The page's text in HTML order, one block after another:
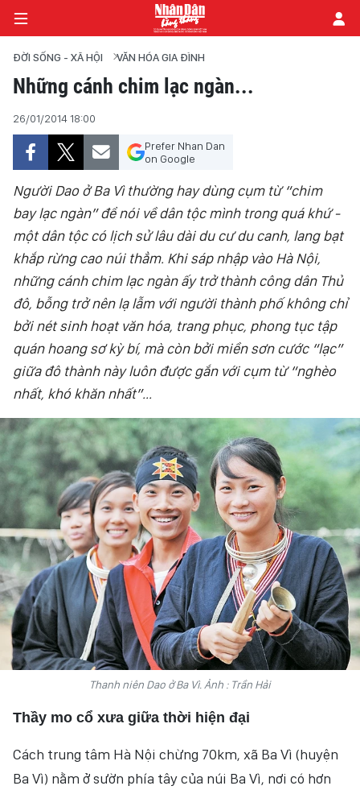
CHÍNH TRỊ
TIÊU ĐIỂM
ĐỜI SỐNG - XÃ HỘI
KHOA HỌC - GIÁO DỤC
AN NINH - XÃ HỘI
KINH TẾ
VĂN HÓA
THỂ THAO
QUỐC TẾ
NHÂN DÂN ĐIỆN TỬ
BÁO THỜI NAY
NHÂN DÂN CUỐI TUẦN
ĐỜI SỐNG - XÃ HỘI VĂN HÓA GIA ĐÌNH
Những cánh chim lạc ngàn...
26/01/2014 18:00
Prefer Nhan Dan
on Google
Người Dao ở Ba Vì thường hay dùng cụm từ “chim
bay lạc ngàn” để nói về dân tộc mình trong quá khứ -
một dân tộc có lịch sử lâu dài du cư du canh, lang bạt
khắp rừng cao núi thẳm. Khi sáp nhập vào Hà Nội,
những cánh chim lạc ngàn ấy trở thành công dân Thủ
đô, bỗng trở nên lạ lẫm với người thành phố không chỉ
bởi nét sinh hoạt văn hóa, trang phục, phong tục tập
quán hoang sơ kỳ bí, mà còn bởi miền sơn cước “lạc”
giữa đô thành này luôn được gắn với cụm từ “nghèo
nhất, khó khăn nhất”...
Thanh niên Dao ở Ba Vì. Ảnh : Trần Hải
Thầy mo cổ xưa giữa thời hiện đại
Cách trung tâm Hà Nội chừng 70km, xã Ba Vì (huyện
Ba Vì) nằm ở sườn phía tây của núi Ba Vì, nơi có hơn